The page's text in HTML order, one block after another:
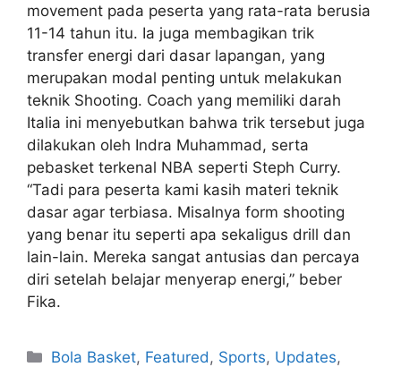
movement pada peserta yang rata-rata berusia
11-14 tahun itu. Ia juga membagikan trik
transfer energi dari dasar lapangan, yang
merupakan modal penting untuk melakukan
teknik Shooting. Coach yang memiliki darah
Italia ini menyebutkan bahwa trik tersebut juga
dilakukan oleh Indra Muhammad, serta
pebasket terkenal NBA seperti Steph Curry.
“Tadi para peserta kami kasih materi teknik
dasar agar terbiasa. Misalnya form shooting
yang benar itu seperti apa sekaligus drill dan
lain-lain. Mereka sangat antusias dan percaya
diri setelah belajar menyerap energi,” beber
Fika.
Bola Basket, Featured , Sports, Updates,